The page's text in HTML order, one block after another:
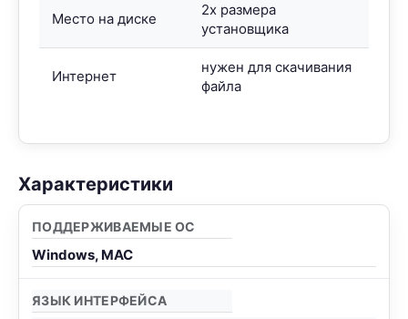
Место на диске
2x размера
установщика
Интернет
нужен для скачивания
файла
Характеристики
ПОДДЕРЖИВАЕМЫЕ ОС
Windows, MAC
ЯЗЫК ИНТЕРФЕЙСА